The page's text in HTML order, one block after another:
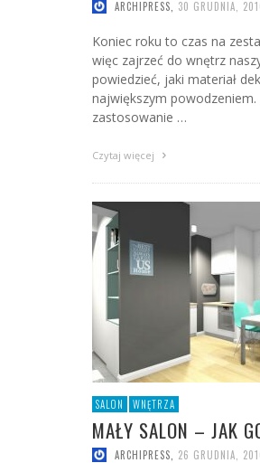
ARCHIPRESS 30 GRUDNIA,
Koniec roku to czas na
więc zajrzeć do wnętrz
powiedzieć, jaki materiał
największym
zastosowanie …
Czytaj więcej
SALON WNĘTRZA
MAŁY SALON – JAK
ARCHIPRESS 26 GRUDNIA,